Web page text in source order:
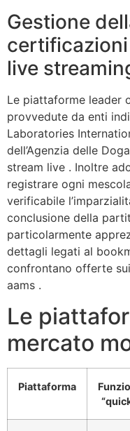
Gestione
live
Le piattaforme leader
provvedute da enti
Laboratories
dell’Agenzia delle
stream live . Inoltre
registrare ogni
verificabile
conclusione della
particolarmente
dettagli legati al
confrontano offerte
aams .
Le
mercato
Piattaforma